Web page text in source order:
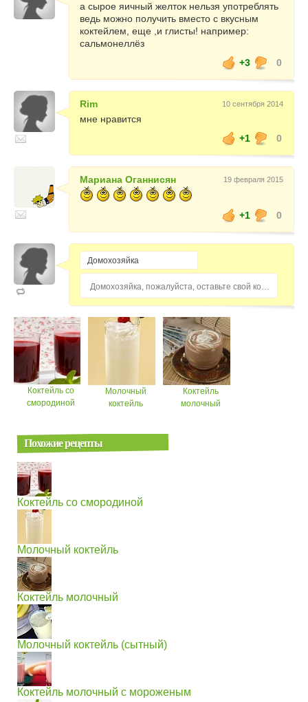
а сырое яичный желток нельзя употреблять
ведь можно получить вместо с вкусным
коктейлем, еще ,и глисты! например:
сальмонеллёз
+3
0
Rim 10 сентября 2014
мне нравится
+1
0
Мариана Оганнисян 19 февраля 2015
+1 0
Домохозяйка, пожалуйста, оставьте свой комментарий...
Коктейль со
смородиной
Молочный
коктейль
Коктейль
молочный
Похожие рецепты
Коктейль со смородиной
Молочный коктейль
Коктейль молочный
Молочный коктейль (сытный)
Коктейль молочный с мороженым